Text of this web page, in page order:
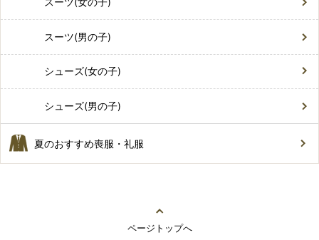
スーツ(男の子)
シューズ(女の子)
シューズ(男の子)
夏のおすすめ喪服・礼服
ページトップへ